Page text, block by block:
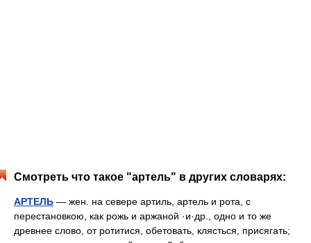
Смотреть что такое "артель" в других словарях:
АРТЕЛЬ — жен. на севере артиль, артель и рота, с
перестановкою, как рожь и аржаной ·и·др., одно и то же
древнее слово, от ротитися, обетовать, клясться, присягать;